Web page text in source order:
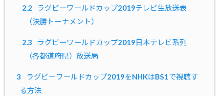
2.2
ラグビーワールドカップ2019テレビ生放送表
（決勝トーナメント）
2.3
ラグビーワールドカップ2019日本テレビ系列
（各都道府県）放送局
3
ラグビーワールドカップ2019をNHKはBS1で視聴す
る方法